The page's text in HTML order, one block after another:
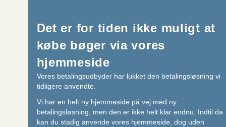
Det er for tiden ikke muligt at
købe bøger via vores
hjemmeside
Vores betalingsudbyder har lukket den betalingsløsning vi
tidligere anvendte.
Vi har en helt ny hjemmeside på vej med ny
betalingsløsning, men den er ikke helt klar endnu. Indtil da
kan du stadig anvende vores hjemmeside, dog uden